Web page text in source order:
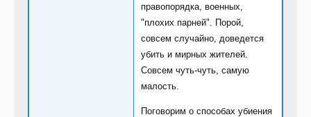
правопорядка, военных,
"плохих парней". Порой,
совсем случайно, доведется
убить и мирных жителей.
Совсем чуть-чуть, самую
малость.
Поговорим о способах убиения